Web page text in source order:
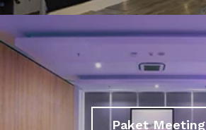
Paket Meeting